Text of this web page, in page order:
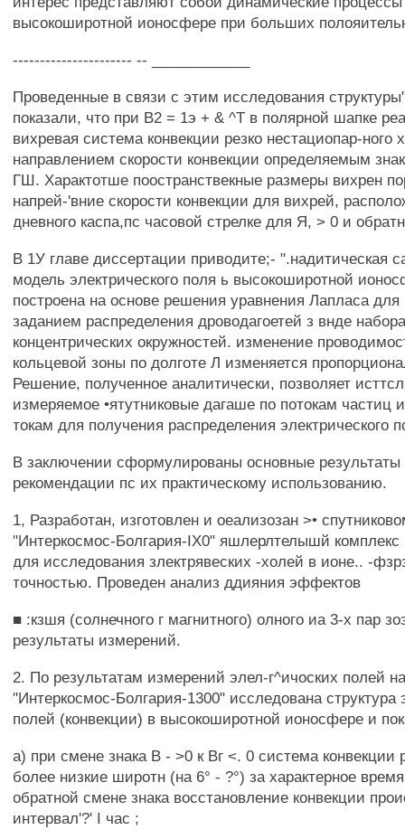
высокоширотной ионосфере при больших
---------------------- -- ____________
Проведенные в связи с этим исследования
показали, что при В2 = 1э + & ^Т в полярной шапке
вихревая система конвекции резко нестациопар-ного
направлением скорости конвекции определяемым
ГШ. Характотше поостранствекные размеры вихрен
напрей-'вние скорости конвекции для вихрей,
дневного каспа,пс часовой стрелке для Я, > 0 и
В 1У главе диссертации приводите;- ".надитическая
модель электрического поля ь высокоширотной
построена на основе решения уравнения Лапласа для
заданием распределения дроводагоетей з внде
концентрических окружностей. изменение
кольцевой зоны по долготе Л изменяется
Решение, полученное аналитически, позволяет
измеряемое •ятутниковые дагаше по потокам частиц
токам для получения распределения электрического
В заключении сформулированы основные
рекомендации пс их практическому использованию.
1, Разработан, изготовлен и оеализозан >•
"Интеркосмос-Болгария-IХ0" яшлерлтелышй
для исследования злектрявеских -холей в ионе.. -
точностью. Проведен анализ ддияния эффектов
■ :кзшя (солнечного г магнитного) олного иа 3-х пар
результаты измерений.
2. По результатам измерений элел-г^ичоских полей
"Интеркосмос-Болгария-1300" исследована структура
полей (конвекции) в высокоширотной ионосфере и
а) при смене знака В - >0 к Вг <. 0 система конвекции
более низкие широтн (на 6° - ?°) за характерное
обратной смене знака восстановление конвекции
интервал'?' I час ;